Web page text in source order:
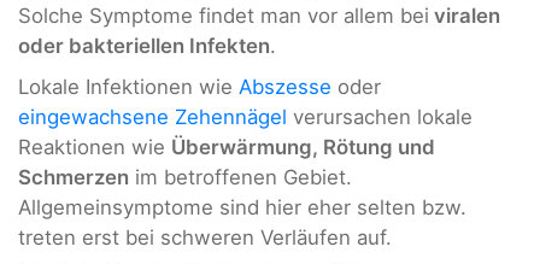
Solche Symptome findet man vor allem bei viralen
oder bakteriellen Infekten.
Lokale Infektionen wie Abszesse oder
eingewachsene Zehennägel verursachen lokale
Reaktionen wie Überwärmung, Rötung und
Schmerzen im betroffenen Gebiet.
Allgemeinsymptome sind hier eher selten bzw.
treten erst bei schweren Verläufen auf.